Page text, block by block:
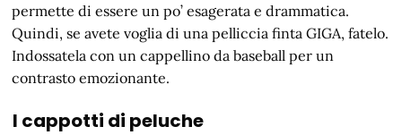
permette di essere un po’ esagerata e drammatica.
Quindi, se avete voglia di una pelliccia finta GIGA, fatelo.
Indossatela con un cappellino da baseball per un
contrasto emozionante.
I cappotti di peluche